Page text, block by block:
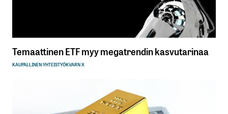
Temaattinen ETF myy megatrendin kasvutarinaa
KAUPALLINEN YHTEISTYÖKVARN X